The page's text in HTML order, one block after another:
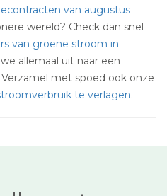
van augustus
wereld? Check dan snel
van groene stroom in
allemaal uit naar een
met spoed ook onze
te verlagen.